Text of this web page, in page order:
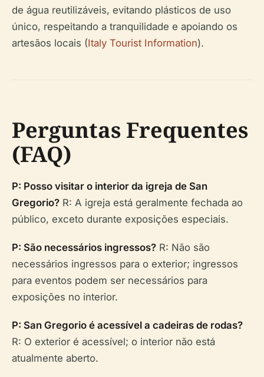
de água reutilizáveis, evitando plásticos de uso
único, respeitando a tranquilidade e apoiando os
artesãos locais (Italy Tourist Information).
Perguntas Frequentes
(FAQ)
P: Posso visitar o interior da igreja de San
Gregorio? R: A igreja está geralmente fechada ao
público, exceto durante exposições especiais.
P: São necessários ingressos? R: Não são
necessários ingressos para o exterior; ingressos
para eventos podem ser necessários para
exposições no interior.
P: San Gregorio é acessível a cadeiras de rodas?
R: O exterior é acessível; o interior não está
atualmente aberto.